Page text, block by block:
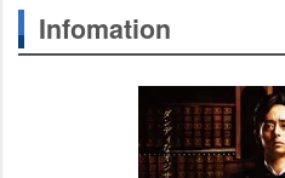
Infomation